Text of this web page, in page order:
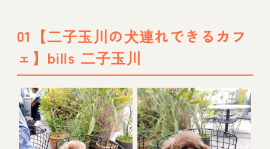
【二子玉川の休業中のドッグカフェ】Andy
Café
【2024年7月6日からペット同伴不可になった
二子玉川のカフェ】アッチャカーナ
【閉店してしまった二子玉川のドッグカフ
ェ】DOG DEPT CAFE 玉川店
01【二子玉川の犬連れできるカフ
ェ】bills 二子玉川